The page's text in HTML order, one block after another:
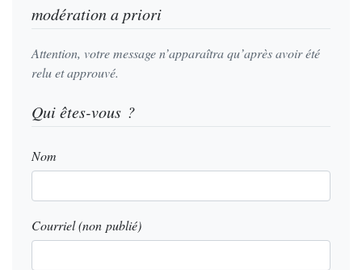
modération a priori
Attention, votre message n’apparaîtra qu’après avoir été
relu et approuvé.
Qui êtes-vous ?
Nom
Courriel (non publié)